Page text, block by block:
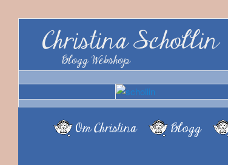
Christina Schollin
Blogg Webshop
Om Christina Blogg